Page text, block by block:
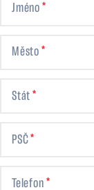
Jméno
Město
Stát
PSČ
Telefon